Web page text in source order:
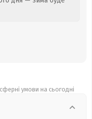
умови на сьогодні